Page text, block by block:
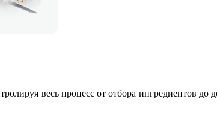
весь процесс от отбора ингредиентов до